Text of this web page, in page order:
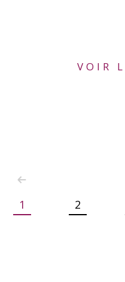
VOIR
1 2